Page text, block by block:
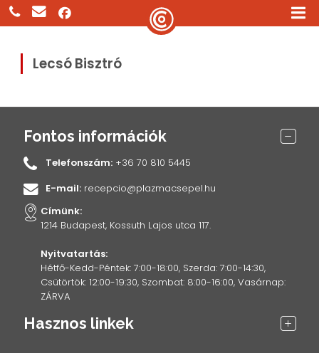
Lecsó Bisztró
Fontos információk
Telefonszám: +36 70 810 5445
E-mail: recepcio@plazmacsepel.hu
Címünk:
1214 Budapest, Kossuth Lajos utca 117.
Nyitvatartás:
Hétfő-Kedd-Péntek: 7:00-18:00, Szerda: 7:00-14:30,
Csütörtök: 12:00-19:30, Szombat: 8:00-16:00, Vasárnap:
ZÁRVA
Hasznos linkek